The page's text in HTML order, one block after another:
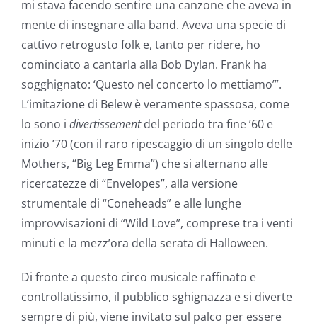
mi stava facendo sentire una canzone che aveva in
mente di insegnare alla band. Aveva una specie di
cattivo retrogusto folk e, tanto per ridere, ho
cominciato a cantarla alla Bob Dylan. Frank ha
sogghignato: ‘Questo nel concerto lo mettiamo’”.
L’imitazione di Belew è veramente spassosa, come
lo sono i divertissementdel periodo tra fine ’60 e
inizio ’70 (con il raro ripescaggio di un singolo delle
Mothers, “Big Leg Emma”) che si alternano alle
ricercatezze di “Envelopes”, alla versione
strumentale di “Coneheads” e alle lunghe
improvvisazioni di “Wild Love”, comprese tra i venti
minuti e la mezz’ora della serata di Halloween.
Di fronte a questo circo musicale raffinato e
controllatissimo, il pubblico sghignazza e si diverte
sempre di più, viene invitato sul palco per essere